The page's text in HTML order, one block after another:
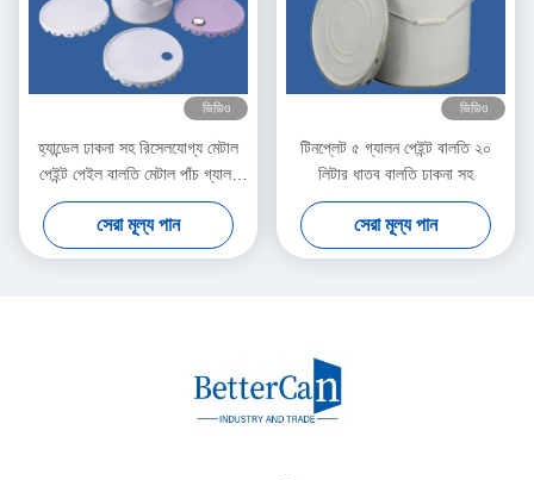
ভিডিও
হ্যান্ডেল ঢাকনা সহ রিসেলযোগ্য মেটাল
পেইন্ট পেইল বালতি মেটাল পাঁচ গ্যালন
বালতি
সেরা মূল্য পান
ভিডিও
টিনপ্লেট ৫ গ্যালন পেইন্ট বালতি ২০
লিটার ধাতব বালতি ঢাকনা সহ
সেরা মূল্য পান